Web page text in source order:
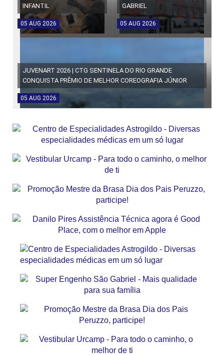
INFANTIL
05 AUG 2026
GABRIEL
05 AUG 2026
JUVENART 2026 | CTG SENTINELA DO RIO GRANDE
CONQUISTA PRÊMIO DE MELHOR COREOGRAFIA JÚNIOR
05 AUG 2026